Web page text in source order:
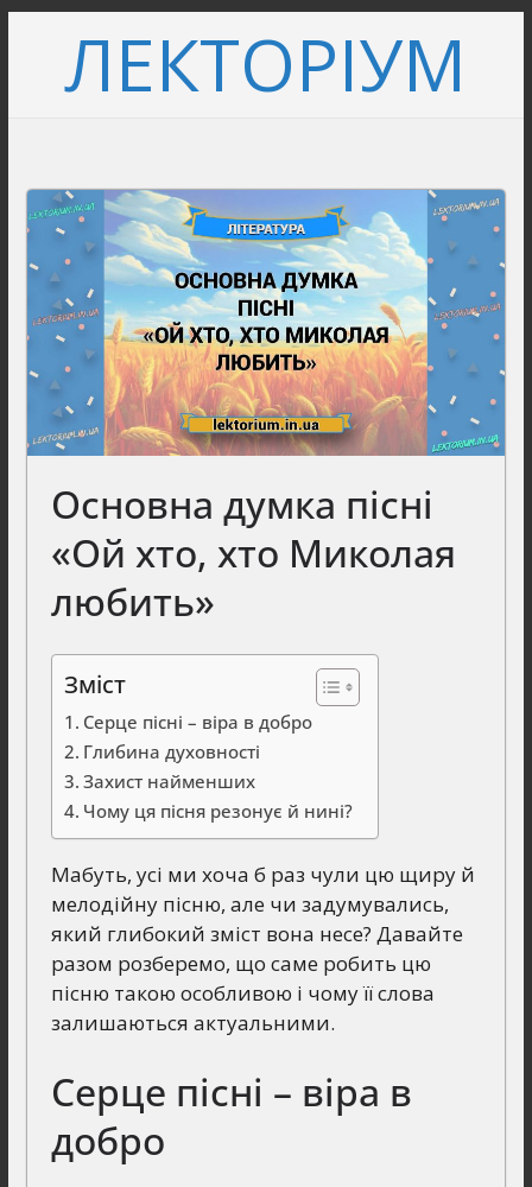
вмістуЛЕКТОРІУМ
Основна думка пісні
«Ой хто, хто Миколая
любить»
Зміст
Серце пісні – віра в добро
Глибина духовності
Захист найменших
Чому ця пісня резонує й нині?
Мабуть, усі ми хоча б раз чули цю щиру й
мелодійну пісню, але чи задумувались,
який глибокий зміст вона несе? Давайте
разом розберемо, що саме робить цю
пісню такою особливою і чому її слова
залишаються актуальними.
Серце пісні – віра в
добро